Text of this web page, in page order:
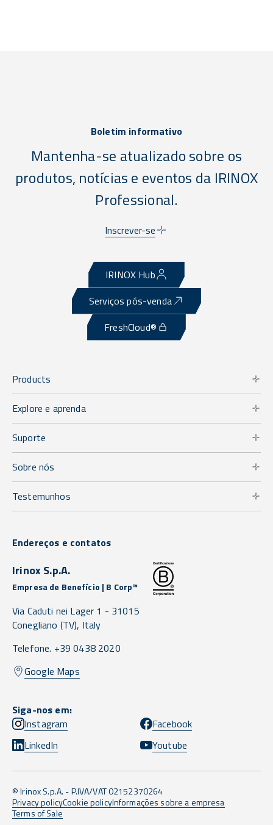
Boletim informativo
Mantenha-se atualizado sobre os
produtos, notícias e eventos da IRINOX
Professional.
Inscrever-se
IRINOX Hub
Serviços pós-venda
FreshCloud®
Products
Explore e aprenda
Suporte
Sobre nós
Testemunhos
Endereços e contatos
Irinox S.p.A.
Empresa de Benefício | B Corp™
Via Caduti nei Lager 1 - 31015
Conegliano (TV), Italy
Telefone. +39 0438 2020
Google Maps
Siga-nos em:
Instagram
Facebook
LinkedIn
Youtube
© Irinox S.p.A. - P.IVA/VAT 02152370264
Privacy policyCookie policyInformações sobre a empresa
Terms of Sale